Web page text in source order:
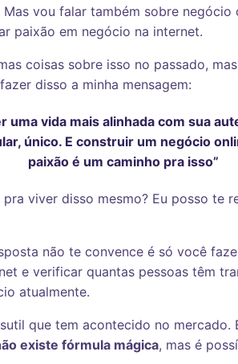
vou falar também sobre negócio
paixão em negócio na internet.
coisas sobre isso no passado,
disso a minha mensagem:
uma vida mais alinhada com sua
único. E construir um negócio
paixão é um caminho pra isso”
pra viver disso mesmo? Eu posso te
não te convence é só você
e verificar quantas pessoas têm
atualmente.
que tem acontecido no mercado.
existe fórmula mágica, mas é